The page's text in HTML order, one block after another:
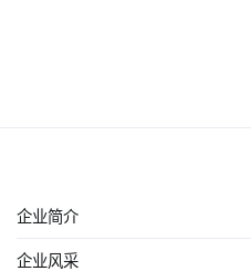
企业简介
企业风采